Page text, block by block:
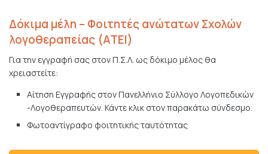
Δόκιμα μέλη – Φοιτητές ανώτατων Σχολών
λογοθεραπείας (ΑΤΕΙ)
Για την εγγραφή σας στον Π.Σ.Λ. ως δόκιμο μέλος θα
χρειαστείτε:
Αίτηση Εγγραφής στον Πανελλήνιο Σύλλογο Λογοπεδικών
-Λογοθεραπευτών. Κάντε κλικ στον παρακάτω σύνδεσμο.
Φωτοαντίγραφο φοιτητικής ταυτότητας